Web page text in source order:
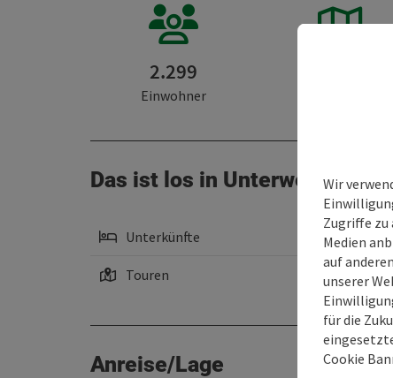
2.299
Einwohner
Das ist los in
Unterkünfte
Touren
Anreise/Lage
Wir
Zugriffe zu
Medien
auf
unserer
für die
Cookie